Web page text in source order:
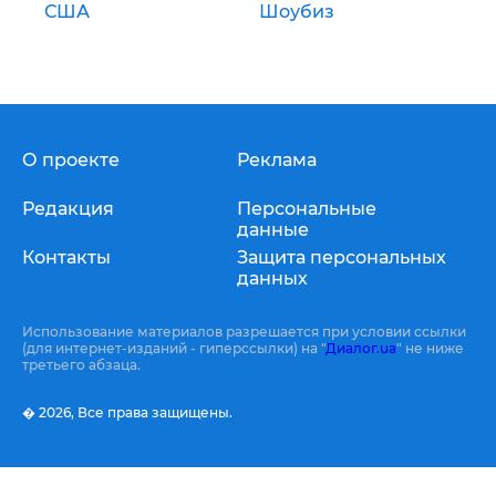
США Шоубиз
О проекте
Редакция
Контакты
Реклама
Персональные
данные
Защита персональных
данных
Использование материалов разрешается при условии ссылки
(для интернет-изданий - гиперссылки) на "Диалог.ua" не ниже
третьего абзаца.
� 2026, Все права защищены.